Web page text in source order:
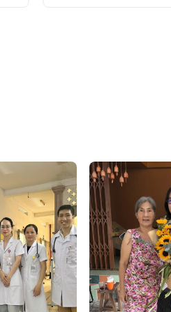
hoặc dáng ôm thể
gũi với thiên nhiên nổi